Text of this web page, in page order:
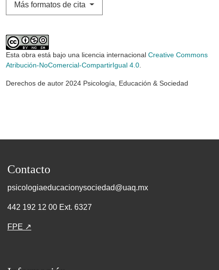
Más formatos de cita
Esta obra está bajo una licencia internacional Creative Commons
Atribución-NoComercial-CompartirIgual 4.0.
Derechos de autor 2024 Psicología, Educación & Sociedad
Contacto
psicologiaeducacionysociedad@uaq.mx
442 192 12 00 Ext. 6327
FPE ↗